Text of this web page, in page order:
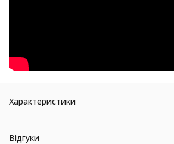
Характеристики
Відгуки